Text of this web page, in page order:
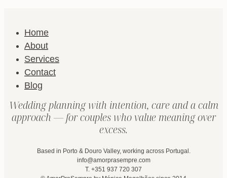
Home
About
Services
Contact
Blog
Wedding planning with intention, care and a calm
approach — for couples who value meaning over
excess.
Based in Porto & Douro Valley, working across Portugal.
info@amorprasempre.com
T. +351 937 720 307